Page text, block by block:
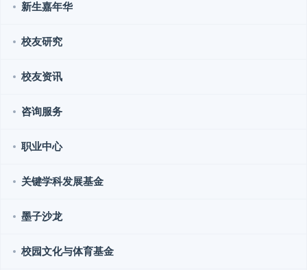
新生嘉年华
校友研究
校友资讯
咨询服务
职业中心
关键学科发展基金
墨子沙龙
校园文化与体育基金